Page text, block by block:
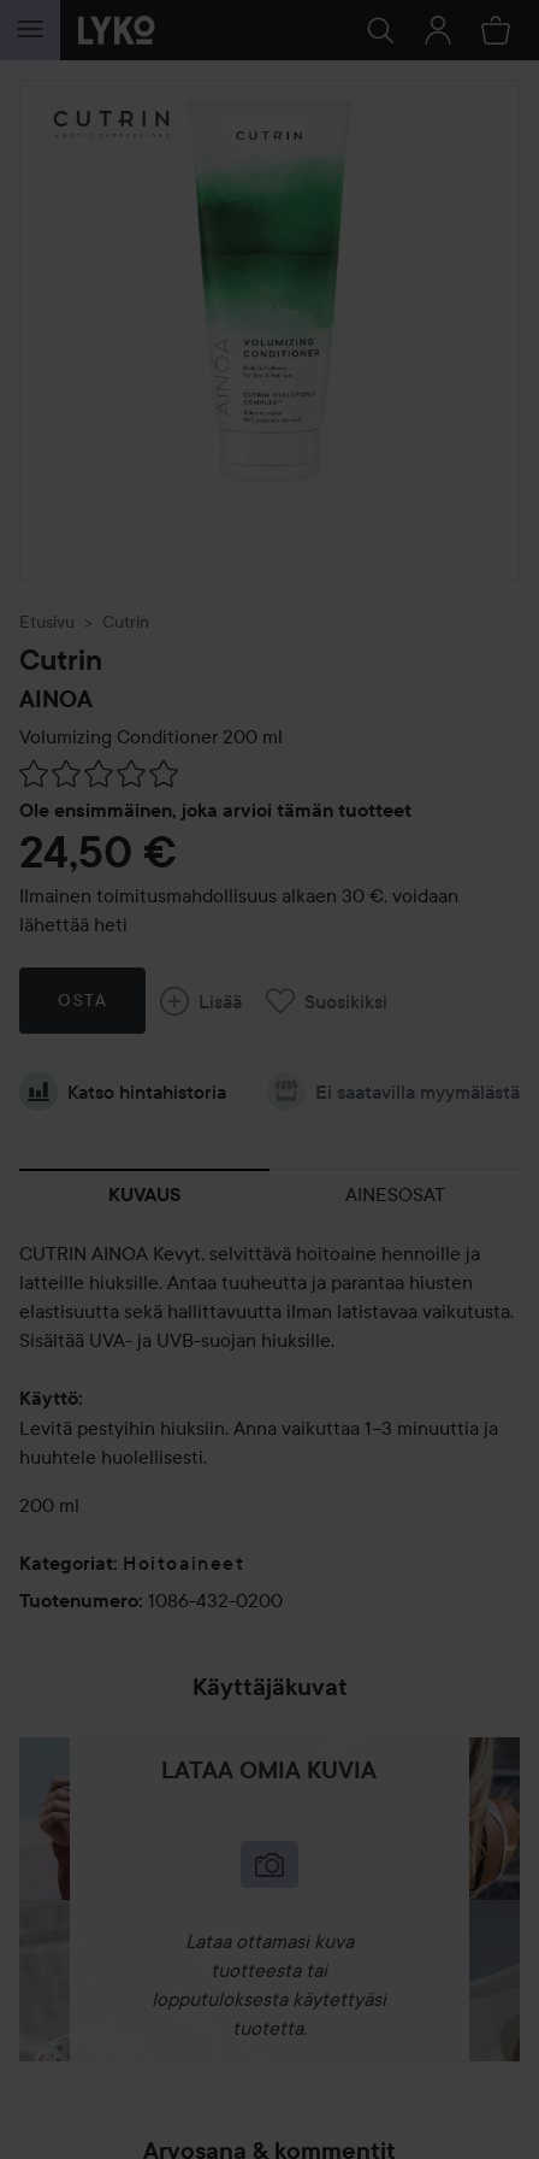
SIIRTYÄ JHK SISÄLTÖÖN
Etusivu Cutrin
Cutrin
AINOA
Volumizing Conditioner 200 ml
Ole ensimmäinen, joka arvioi tämän tuotteet
Siirtyä jhk Arvosana & kommentit
24,50 €
Ilmainen toimitusmahdollisuus alkaen 30 €, voidaan
lähettää heti
OSTA Lisää Suosikiksi
Katso hintahistoria Ei saatavilla myymälästä
KUVAUS AINESOSAT
CUTRIN AINOA Kevyt, selvittävä hoitoaine hennoille ja
latteille hiuksille. Antaa tuuheutta ja parantaa hiusten
elastisuutta sekä hallittavuutta ilman latistavaa vaikutusta.
Sisältää UVA- ja UVB-suojan hiuksille.
Käyttö:
Levitä pestyihin hiuksiin. Anna vaikuttaa 1–3 minuuttia ja
huuhtele huolellisesti.
200 ml
Kategoriat: Hoitoaineet
Tuotenumero: 1086-432-0200
Käyttäjäkuvat
LATAA OMIA KUVIA
Lataa ottamasi kuva
tuotteesta tai
lopputuloksesta käytettyäsi
tuotetta.
Arvosana & kommentit